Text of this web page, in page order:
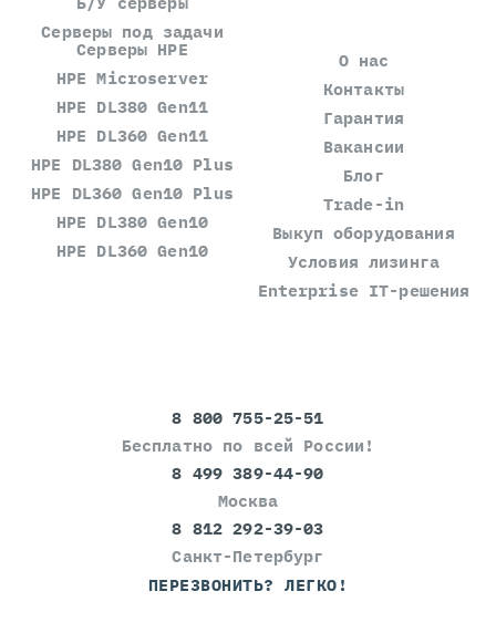
Серверы под задачи
Серверы HPE
HPE Microserver
HPE DL380 Gen11
HPE DL360 Gen11
HPE DL380 Gen10 Plus
HPE DL360 Gen10 Plus
HPE DL380 Gen10
HPE DL360 Gen10
О нас
Контакты
Гарантия
Вакансии
Блог
Trade-in
Выкуп оборудования
Условия лизинга
Enterprise IT-решения
8 800 755-25-51
Бесплатно по всей России!
8 499 389-44-90
Москва
8 812 292-39-03
Санкт-Петербург
ПЕРЕЗВОНИТЬ? ЛЕГКО!